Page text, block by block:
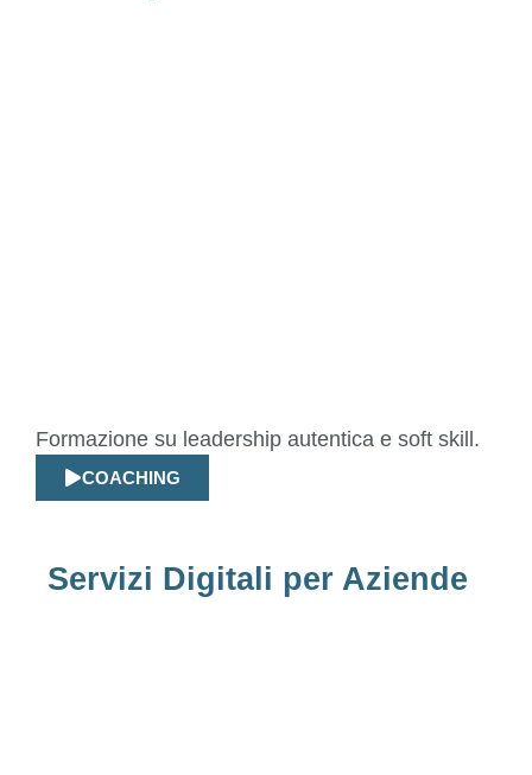
Formazione su leadership autentica e soft skill.
COACHING
Servizi Digitali per Aziende